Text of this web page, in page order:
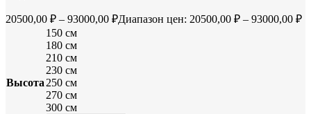
20500,00 ₽ – 93000,00 ₽Диапазон цен: 20500,00 ₽ – 93000,00 ₽
Высота
150 см
180 см
210 см
230 см
250 см
270 см
300 см